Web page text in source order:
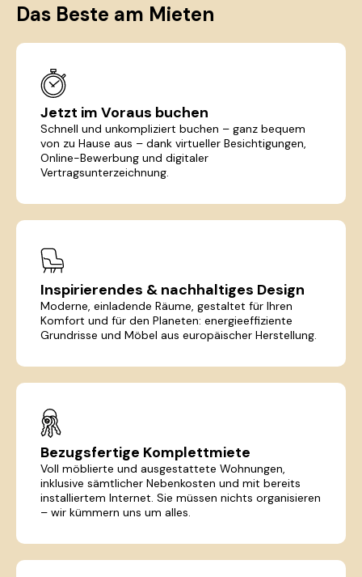
Das Beste am Mieten
Jetzt im Voraus buchen
Schnell und unkompliziert buchen – ganz bequem
von zu Hause aus – dank virtueller Besichtigungen,
Online-Bewerbung und digitaler
Vertragsunterzeichnung.
Inspirierendes & nachhaltiges Design
Moderne, einladende Räume, gestaltet für Ihren
Komfort und für den Planeten: energieeffiziente
Grundrisse und Möbel aus europäischer Herstellung.
Bezugsfertige Komplettmiete
Voll möblierte und ausgestattete Wohnungen,
inklusive sämtlicher Nebenkosten und mit bereits
installiertem Internet. Sie müssen nichts organisieren
– wir kümmern uns um alles.